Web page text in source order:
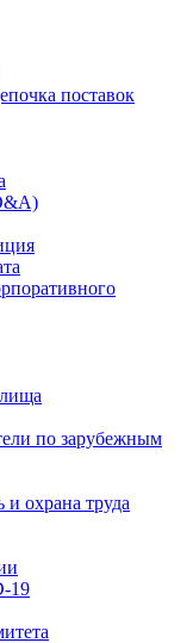
поставок
по зарубежным
охрана труда